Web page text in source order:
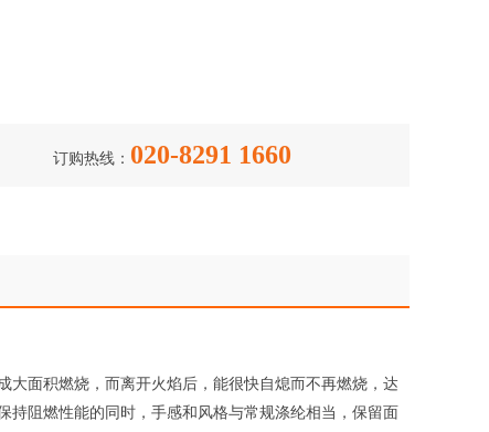
订购热线： 020-8291 1660
大面积燃烧，而离开火焰后，能很快自熄而不再燃烧，达
阻燃性能的同时，手感和风格与常规涤纶相当，保留面